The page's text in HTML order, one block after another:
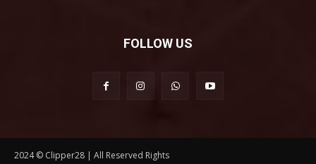
FOLLOW US
2024 © Clipper28 | All Reserved Rights